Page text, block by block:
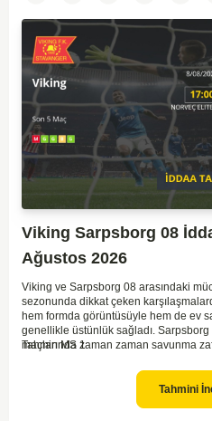
Viking Sarpsborg 08
Ağustos 2026
Viking ve Sarpsborg 08 arasındaki
sezonunda dikkat çeken
hem formda görüntüsüyle hem de ev
genellikle üstünlük sağladı.
maçlarında zaman zaman savunma
yapıyor. Sarpsborg'un ise sürpriz
genellikle güçlü rakipler karşısında
doğrultuda, Viking'in galibiyete yakın
Tahmin MS 1
Tahmini